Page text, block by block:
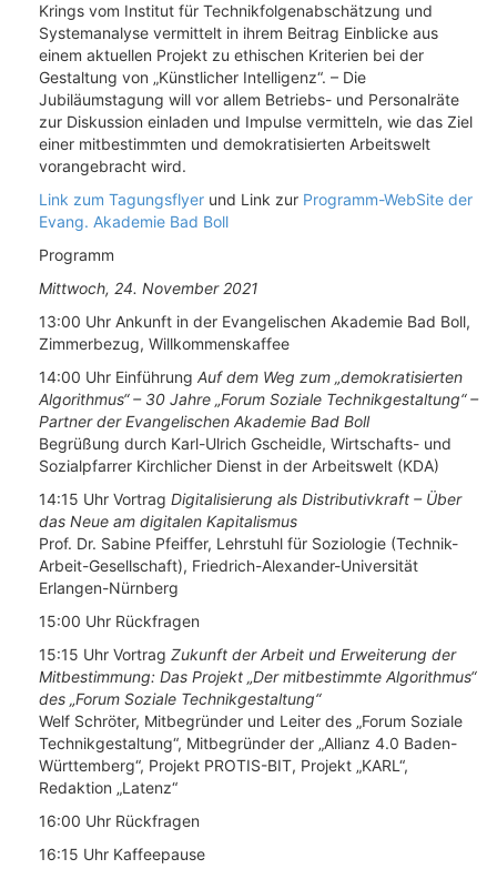
Krings vom Institut für Technikfolgenabschätzung und
Systemanalyse vermittelt in ihrem Beitrag Einblicke aus
einem aktuellen Projekt zu ethischen Kriterien bei der
Gestaltung von „Künstlicher Intelligenz“. – Die
Jubiläumstagung will vor allem Betriebs- und Personalräte
zur Diskussion einladen und Impulse vermitteln, wie das Ziel
einer mitbestimmten und demokratisierten Arbeitswelt
vorangebracht wird.
Link zum Tagungsflyer und Link zur Programm-WebSite der
Evang. Akademie Bad Boll
Programm
Mittwoch, 24. November 2021
13:00 Uhr Ankunft in der Evangelischen Akademie Bad Boll,
Zimmerbezug, Willkommenskaffee
14:00 Uhr Einführung Auf dem Weg zum „demokratisierten
Algorithmus“ – 30 Jahre „Forum Soziale Technikgestaltung“ –
Partner der Evangelischen Akademie Bad Boll
Begrüßung durch Karl-Ulrich Gscheidle, Wirtschafts- und
Sozialpfarrer Kirchlicher Dienst in der Arbeitswelt (KDA)
14:15 Uhr Vortrag Digitalisierung als Distributivkraft – Über
das Neue am digitalen Kapitalismus
Prof. Dr. Sabine Pfeiffer, Lehrstuhl für Soziologie (Technik-
Arbeit-Gesellschaft), Friedrich-Alexander-Universität
Erlangen-Nürnberg
15:00 Uhr Rückfragen
15:15 Uhr Vortrag Zukunft der Arbeit und Erweiterung der
Mitbestimmung: Das Projekt „Der mitbestimmte Algorithmus“
des „Forum Soziale Technikgestaltung“
Welf Schröter, Mitbegründer und Leiter des „Forum Soziale
Technikgestaltung“, Mitbegründer der „Allianz 4.0 Baden-
Württemberg“, Projekt PROTIS-BIT, Projekt „KARL“,
Redaktion „Latenz“
16:00 Uhr Rückfragen
16:15 Uhr Kaffeepause